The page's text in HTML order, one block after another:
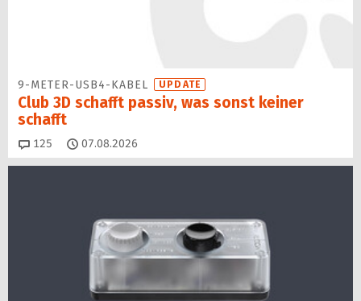
9-METER-USB4-KABEL UPDATE
Club 3D schafft passiv, was sonst keiner
schafft
125 Kommentare
07.08.2026